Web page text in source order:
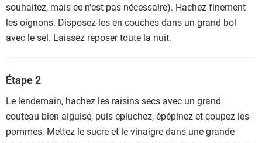
souhaitez, mais ce n'est pas nécessaire). Hachez finement
les oignons. Disposez-les en couches dans un grand bol
avec le sel. Laissez reposer toute la nuit.
Étape 2
Le lendemain, hachez les raisins secs avec un grand
couteau bien aiguisé, puis épluchez, épépinez et coupez les
pommes. Mettez le sucre et le vinaigre dans une grande